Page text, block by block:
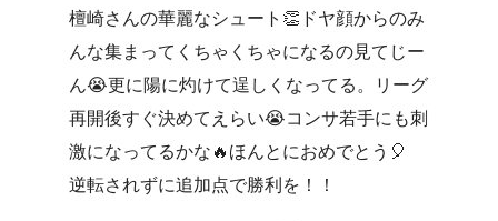
檀崎さんの華麗なシュート👏ドヤ顔からのみ
んな集まってくちゃくちゃになるの見てじー
ん😭更に陽に灼けて逞しくなってる。リーグ
再開後すぐ決めてえらい😭コンサ若手にも刺
激になってるかな🔥ほんとにおめでとう🎈
逆転されずに追加点で勝利を！！